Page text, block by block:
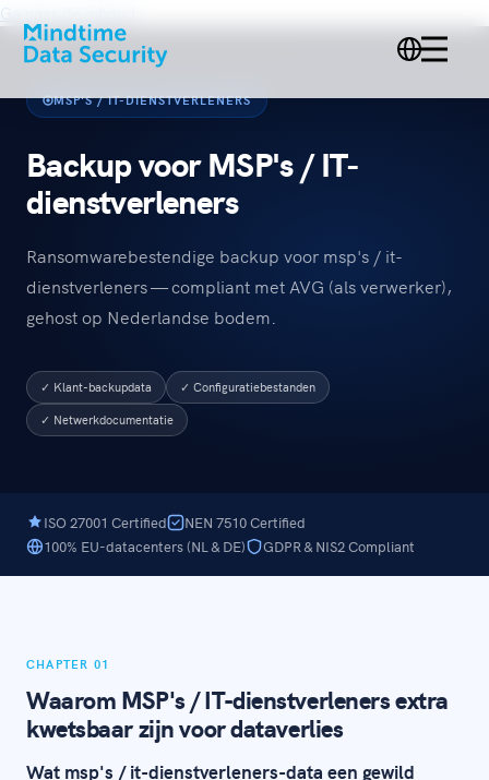
Ga naar de inhoud
MSP'S / IT-DIENSTVERLENERS
Backup voor MSP's / IT-
dienstverleners
Ransomwarebestendige backup voor msp's / it-
dienstverleners — compliant met AVG (als verwerker),
gehost op Nederlandse bodem.
✓ Klant-backupdata
✓ Configuratiebestanden
✓ Netwerkdocumentatie
ISO 27001 Certified
NEN 7510 Certified
100% EU-datacenters (NL & DE)
GDPR & NIS2 Compliant
CHAPTER 01
Waarom MSP's / IT-dienstverleners extra
kwetsbaar zijn voor dataverlies
Wat msp's / it-dienstverleners-data een gewild